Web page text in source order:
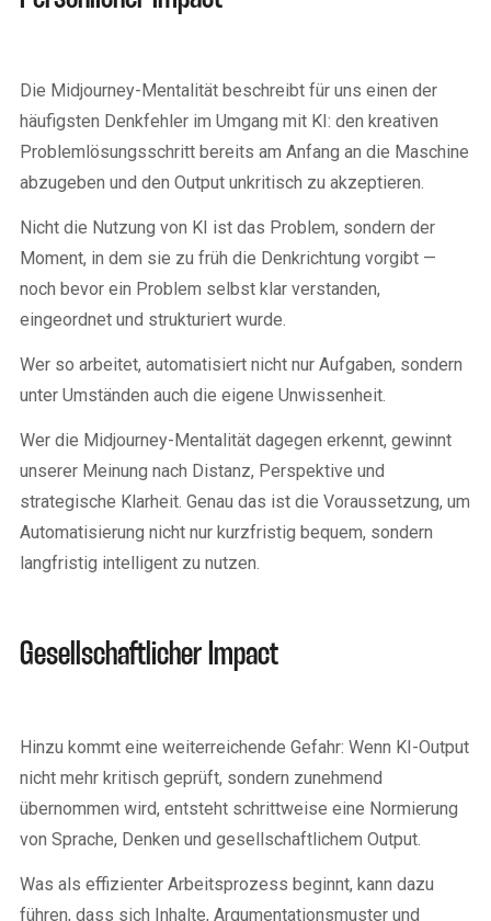
Die Midjourney-Mentalität beschreibt für uns einen der
häufigsten Denkfehler im Umgang mit KI: den kreativen
Problemlösungsschritt bereits am Anfang an die Maschine
abzugeben und den Output unkritisch zu akzeptieren.
Nicht die Nutzung von KI ist das Problem, sondern der
Moment, in dem sie zu früh die Denkrichtung vorgibt —
noch bevor ein Problem selbst klar verstanden,
eingeordnet und strukturiert wurde.
Wer so arbeitet, automatisiert nicht nur Aufgaben, sondern
unter Umständen auch die eigene Unwissenheit.
Wer die Midjourney-Mentalität dagegen erkennt, gewinnt
unserer Meinung nach Distanz, Perspektive und
strategische Klarheit. Genau das ist die Voraussetzung, um
Automatisierung nicht nur kurzfristig bequem, sondern
langfristig intelligent zu nutzen.
Gesellschaftlicher Impact
Hinzu kommt eine weiterreichende Gefahr: Wenn KI-Output
nicht mehr kritisch geprüft, sondern zunehmend
übernommen wird, entsteht schrittweise eine Normierung
von Sprache, Denken und gesellschaftlichem Output.
Was als effizienter Arbeitsprozess beginnt, kann dazu
führen, dass sich Inhalte, Argumentationsmuster und